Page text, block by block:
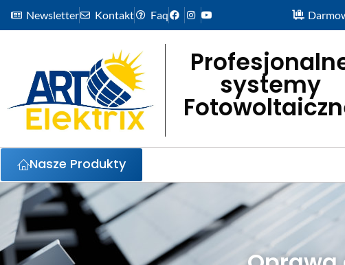
Newsletter Kontakt Faq
systemy
Nasze Produkty